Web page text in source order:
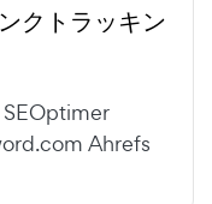
クトラッキン
SEOptimer
Ahrefs